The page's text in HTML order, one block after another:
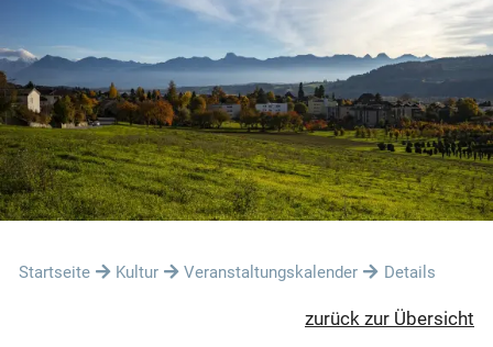
Startseite Kultur Veranstaltungskalender Details
zurück zur Übersicht